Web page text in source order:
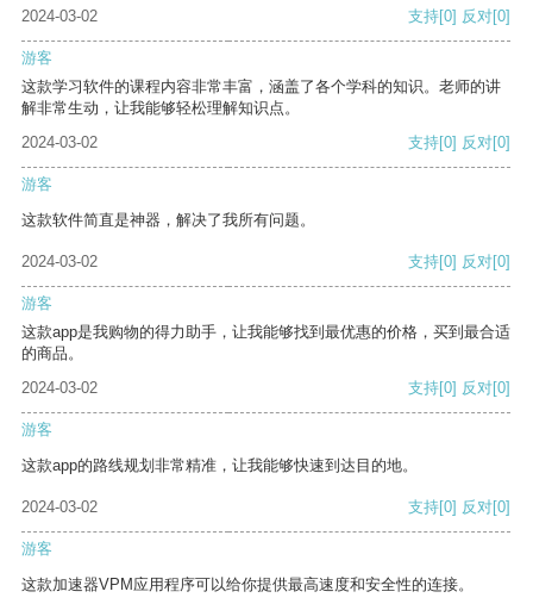
2024-03-02
支持[0] 反对[0]
游客
这款学习软件的课程内容非常丰富，涵盖了各个学科的知识。老师的讲
解非常生动，让我能够轻松理解知识点。
2024-03-02
支持[0] 反对[0]
游客
这款软件简直是神器，解决了我所有问题。
2024-03-02 支持[0] 反对[0]
游客
这款app是我购物的得力助手，让我能够找到最优惠的价格，买到最合适
的商品。
2024-03-02
支持[0] 反对[0]
游客
这款app的路线规划非常精准，让我能够快速到达目的地。
2024-03-02 支持[0] 反对[0]
游客
这款加速器VPM应用程序可以给你提供最高速度和安全性的连接。